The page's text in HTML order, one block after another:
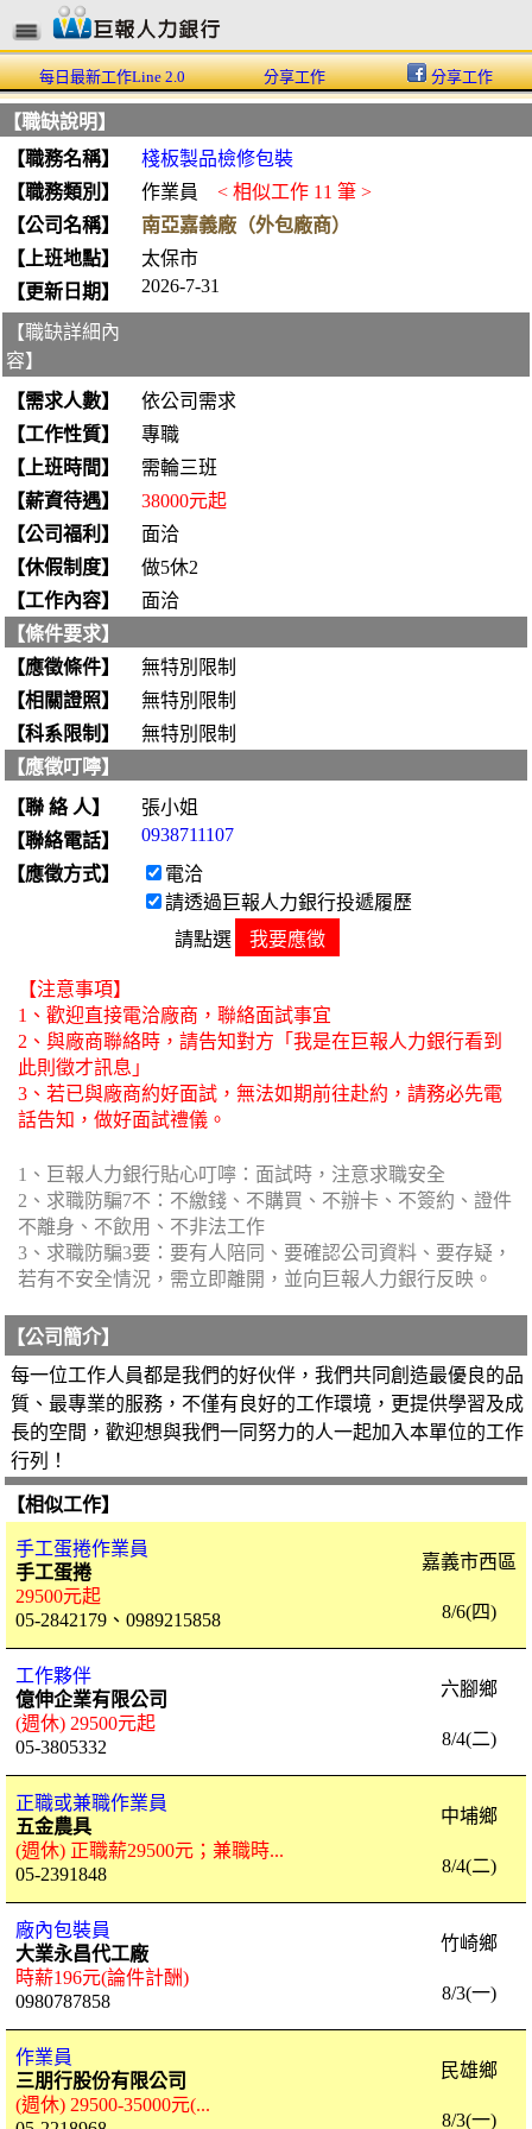
每日最新工作Line 2.0 分享工作 分享工作
【職缺說明】
【職務名稱】
棧板製品檢修包裝
【職務類別】
作業員 < 相似工作 11 筆 >
【公司名稱】
南亞嘉義廠（外包廠商）
【上班地點】
太保市
【更新日期】
2026-7-31
【職缺詳細內
容】
【需求人數】
依公司需求
【工作性質】
專職
【上班時間】
需輪三班
【薪資待遇】
38000元起
【公司福利】
面洽
【休假制度】
做5休2
【工作內容】
面洽
【條件要求】
【應徵條件】
無特別限制
【相關證照】
無特別限制
【科系限制】
無特別限制
【應徵叮嚀】
【聯 絡 人】
張小姐
【聯絡電話】
0938711107
【應徵方式】
電洽
請透過巨報人力銀行投遞履歷
請點選
我要應徵
【注意事項】
1、歡迎直接電洽廠商，聯絡面試事宜
2、與廠商聯絡時，請告知對方「我是在巨報人力銀行看到
此則徵才訊息」
3、若已與廠商約好面試，無法如期前往赴約，請務必先電
話告知，做好面試禮儀。
1、巨報人力銀行貼心叮嚀：面試時，注意求職安全
2、求職防騙7不：不繳錢、不購買、不辦卡、不簽約、證件
不離身、不飲用、不非法工作
3、求職防騙3要：要有人陪同、要確認公司資料、要存疑，
若有不安全情況，需立即離開，並向巨報人力銀行反映。
【公司簡介】
每一位工作人員都是我們的好伙伴，我們共同創造最優良的品
質、最專業的服務，不僅有良好的工作環境，更提供學習及成
長的空間，歡迎想與我們一同努力的人一起加入本單位的工作
行列！
【相似工作】
手工蛋捲作業員
手工蛋捲
29500元起
05-2842179、0989215858
嘉義市西區
8/6(四)
工作夥伴
億伸企業有限公司
(週休) 29500元起
05-3805332
六腳鄉
8/4(二)
正職或兼職作業員
五金農具
(週休) 正職薪29500元；兼職時...
05-2391848
中埔鄉
8/4(二)
廠內包裝員
大業永昌代工廠
時薪196元(論件計酬)
0980787858
竹崎鄉
8/3(一)
作業員
三朋行股份有限公司
(週休) 29500-35000元(...
民雄鄉
8/3(一)